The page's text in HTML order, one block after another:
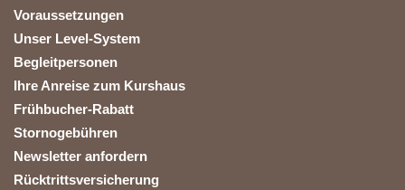
Voraussetzungen
Unser Level-System
Begleitpersonen
Ihre Anreise zum Kurshaus
Frühbucher-Rabatt
Stornogebühren
Newsletter anfordern
Rücktrittsversicherung